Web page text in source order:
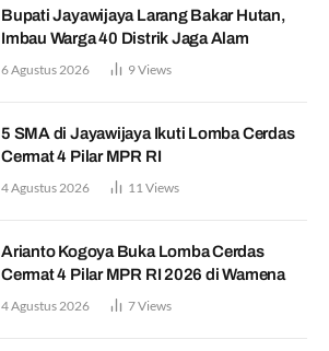
Bupati Jayawijaya Larang Bakar Hutan,
Imbau Warga 40 Distrik Jaga Alam
6 Agustus 2026 9Views
5 SMA di Jayawijaya Ikuti Lomba Cerdas
Cermat 4 Pilar MPR RI
4 Agustus 2026 11 Views
Arianto Kogoya Buka Lomba Cerdas
Cermat 4 Pilar MPR RI 2026 di Wamena
4 Agustus 2026 7Views